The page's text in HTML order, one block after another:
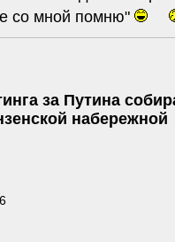
со мной помню"
за Путина
набережной